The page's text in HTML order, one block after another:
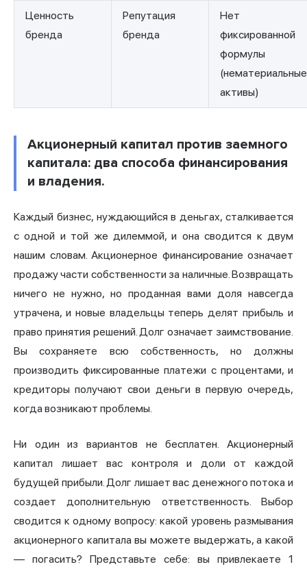
Ценность
бренда
Репутация
бренда
Нет
фиксированной
формулы
(нематериальные
активы)
Акционерный капитал против заемного
капитала: два способа финансирования
и владения.
Каждый бизнес, нуждающийся в деньгах, сталкивается
с одной и той же дилеммой, и она сводится к двум
нашим словам. Акционерное финансирование означает
продажу части собственности за наличные. Возвращать
ничего не нужно, но проданная вами доля навсегда
утрачена, и новые владельцы теперь делят прибыль и
право принятия решений. Долг означает заимствование.
Вы сохраняете всю собственность, но должны
производить фиксированные платежи с процентами, и
кредиторы получают свои деньги в первую очередь,
когда возникают проблемы.
Ни один из вариантов не бесплатен. Акционерный
капитал лишает вас контроля и доли от каждой
будущей прибыли. Долг лишает вас денежного потока и
создает дополнительную ответственность. Выбор
сводится к одному вопросу: какой уровень размывания
акционерного капитала вы можете выдержать, а какой
— погасить? Представьте себе: вы привлекаете 1